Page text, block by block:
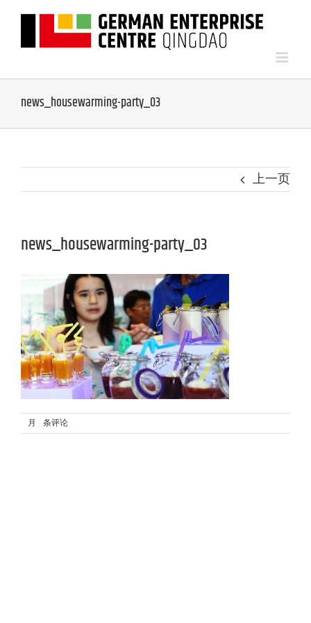
news_housewarming-party_03
上一页
news_housewarming-party_03
19 10 月, 2016 0 条评论